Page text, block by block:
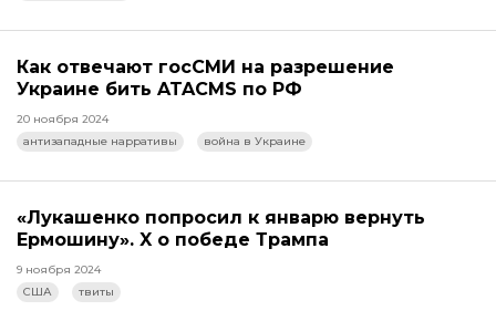
Как отвечают госСМИ на разрешение
Украине бить ATACMS по РФ
20 ноября 2024
антизападные нарративы
война в Украине
«Лукашенко попросил к январю вернуть
Ермошину». X о победе Трампа
9 ноября 2024
США
твиты